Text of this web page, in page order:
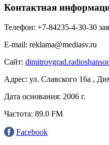
Контактная
Телефон: +7-84235-4-30-30
E-mail: reklama@mediasv.ru
Сайт:
Адрес: ул. Славского 16а ,
Дата основания: 2006 г.
Частота: 89.0 FM
Facebook